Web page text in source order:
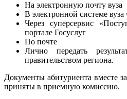
На электронную почту вуза
В электронной системе
Через суперсервис
портале Госуслуг
По почте
Лично передать
правительством региона.
Документы абитуриента вместе
приняты в приемную комиссию.